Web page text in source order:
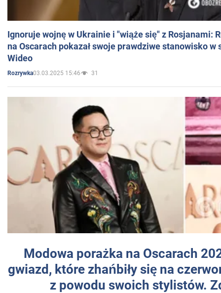
Ignoruje wojnę w Ukrainie i "wiąże się" z Rosjanami:
na Oscarach pokazał swoje prawdziwe stanowisko w
Wideo
Rozrywka03.03.2025 15:46 31
Modowa porażka na Oscarach
gwiazd, które zhańbiły się na
z powodu swoich stylistów.